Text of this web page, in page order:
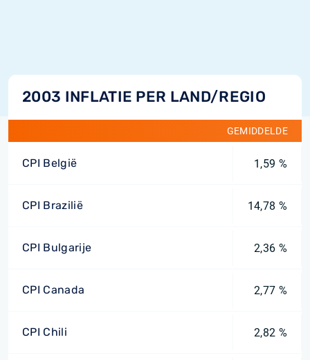
2003 INFLATIE PER LAND/REGIO
GEMIDDELDE
CPI België 1,59 %
CPI Brazilië 14,78 %
CPI Bulgarije 2,36 %
CPI Canada 2,77 %
CPI Chili 2,82 %